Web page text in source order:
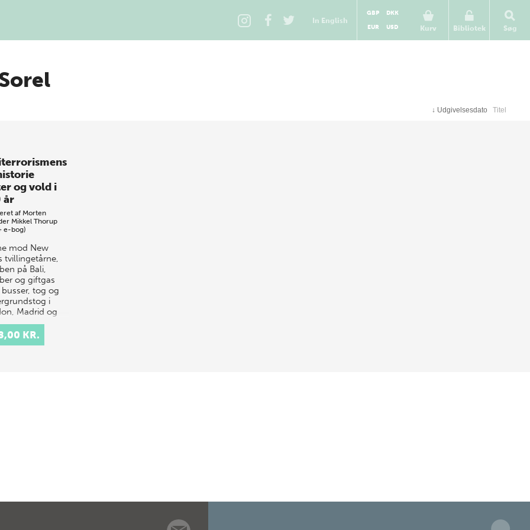
In English
Kurv
GBP
DKK
EUR
USD Bibliotek Søg
↓ Udgivelsesdato Titel
og vold i
år
af Morten
Mikkel Thorup
e-bog)
mod New
tvillingetårne,
på Bali,
og giftgas
tog og
i
Madrid og
- terrorismen
KR.